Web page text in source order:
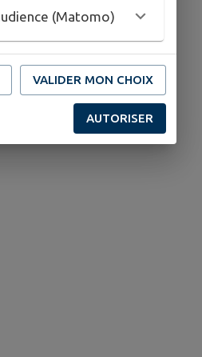
Saint Fort sur Gironde
coteaux, estuaire et
de Haute-
(Matomo)
VALIDER MON CHOIX
AUTORISER